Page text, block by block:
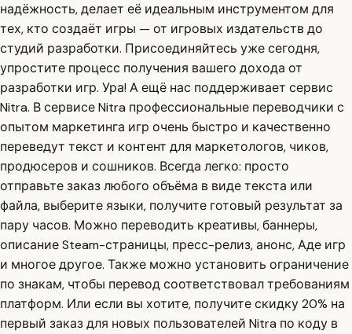
надёжность, делает её идеальным инструментом для
тех, кто создаёт игры — от игровых издательств до
студий разработки. Присоединяйтесь уже сегодня,
упростите процесс получения вашего дохода от
разработки игр. Ура! А ещё нас поддерживает сервис
Nitra. В сервисе Nitra профессиональные переводчики с
опытом маркетинга игр очень быстро и качественно
переведут текст и контент для маркетологов, чиков,
продюсеров и сошников. Всегда легко: просто
отправьте заказ любого объёма в виде текста или
файла, выберите языки, получите готовый результат за
пару часов. Можно переводить креативы, баннеры,
описание Steam-страницы, пресс-релиз, анонс, Аде игр
и многое другое. Также можно установить ограничение
по знакам, чтобы перевод соответствовал требованиям
платформ. Или если вы хотите, получите скидку 20% на
первый заказ для новых пользователей Nitra по коду в